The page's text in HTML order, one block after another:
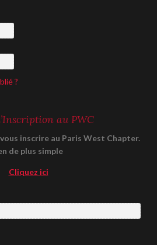
?
au PWC
inscrire au Paris West Chapter.
de plus simple
Cliquez ici